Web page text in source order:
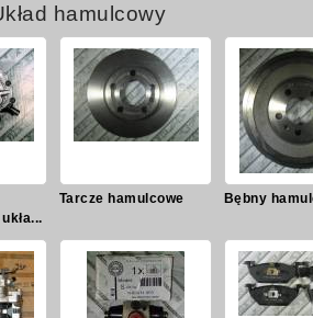
hamulcowy
Tarcze hamulcowe Bębny